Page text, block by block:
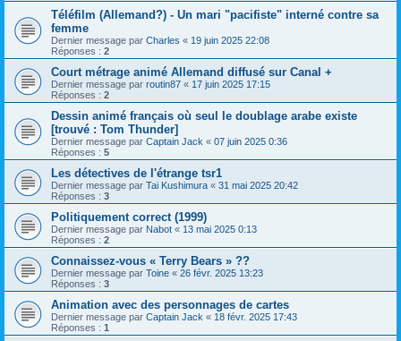
Téléfilm (Allemand?) - Un mari "pacifiste" interné contre sa
femme
Dernier message par Charles « 19 juin 2025 22:08
Réponses : 2
Court métrage animé Allemand diffusé sur Canal +
Dernier message par routin87 « 17 juin 2025 17:15
Réponses : 2
Dessin animé français où seul le doublage arabe existe
[trouvé : Tom Thunder]
Dernier message par Captain Jack « 07 juin 2025 0:36
Réponses : 5
Les détectives de l'étrange tsr1
Dernier message par Tai Kushimura « 31 mai 2025 20:42
Réponses : 3
Politiquement correct (1999)
Dernier message par Nabot « 13 mai 2025 0:13
Réponses : 2
Connaissez-vous « Terry Bears » ??
Dernier message par Toine « 26 févr. 2025 13:23
Réponses : 3
Animation avec des personnages de cartes
Dernier message par Captain Jack « 18 févr. 2025 17:43
Réponses : 1